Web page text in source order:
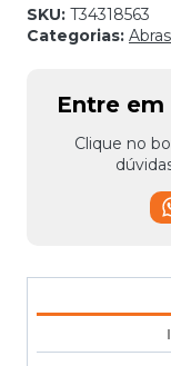
ZA40
TYROLIT
SKU: T34318563
Categorias:
Entre
Clique no